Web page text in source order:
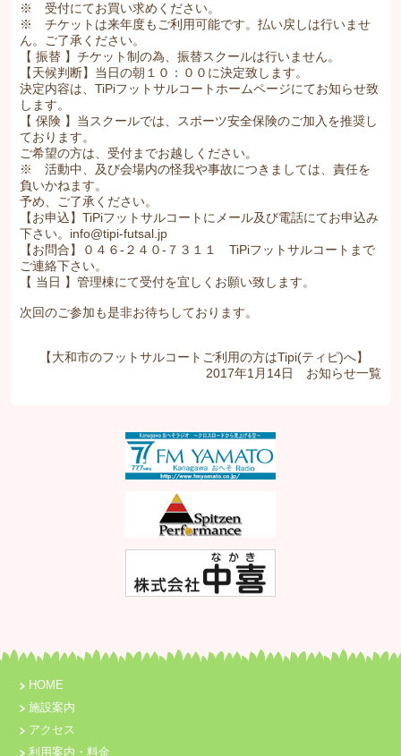
※ 受付にてお買い求めください。
※ チケットは来年度もご利用可能です。払い戻しは行いませ
ん。ご了承ください。
【 振替 】チケット制の為、振替スクールは行いません。
【天候判断】当日の朝１０：００に決定致します。
決定内容は、TiPiフットサルコートホームページにてお知らせ致
します。
【 保険 】当スクールでは、スポーツ安全保険のご加入を推奨し
ております。
ご希望の方は、受付までお越しください。
※ 活動中、及び会場内の怪我や事故につきましては、責任を
負いかねます。
予め、ご了承ください。
【お申込】TiPiフットサルコートにメール及び電話にてお申込み
下さい。info@tipi-futsal.jp
【お問合】０４６-２４０-７３１１ TiPiフットサルコートまで
ご連絡下さい。
【 当日 】管理棟にて受付を宜しくお願い致します。
次回のご参加も是非お待ちしております。
【大和市のフットサルコートご利用の方はTipi(ティピ)へ】
2017年1月14日 お知らせ一覧
HOME
施設案内
アクセス
利用案内・料金